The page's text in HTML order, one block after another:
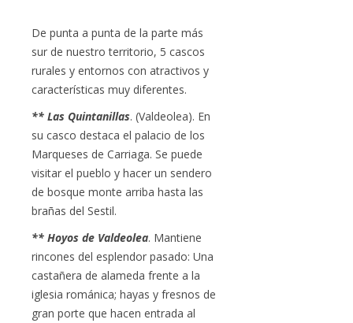
De punta a punta de la parte más
sur de nuestro territorio, 5 cascos
rurales y entornos con atractivos y
características muy diferentes.
** Las Quintanillas. (Valdeolea). En
su casco destaca el palacio de los
Marqueses de Carriaga. Se puede
visitar el pueblo y hacer un sendero
de bosque monte arriba hasta las
brañas del Sestil.
** Hoyos de Valdeolea. Mantiene
rincones del esplendor pasado: Una
castañera de alameda frente a la
iglesia románica; hayas y fresnos de
gran porte que hacen entrada al